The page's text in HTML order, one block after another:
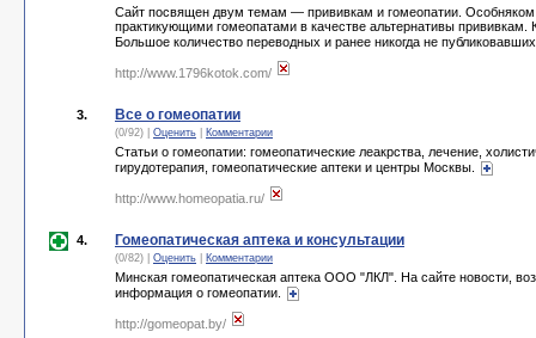
Сайт посвящен двум темам — прививкам и гомеопатии. Особняком
практикующими гомеопатами в качестве альтернативы прививкам.
Большое количество переводных и ранее никогда не
http://www.1796kotok.com/
3. Все о гомеопатии
(0/92) | Оценить Комментарии
Статьи о гомеопатии: гомеопатические леакрства, лечение,
гирудотерапия, гомеопатические аптеки и центры Москвы.
http://www.homeopatia.ru/
4. Гомеопатическая аптека и консультации
(0/82) | Оценить Комментарии
Минская гомеопатическая аптека ООО "ЛКЛ". На сайте новости,
информация о гомеопатии.
http://gomeopat.by/